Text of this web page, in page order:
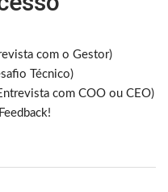
com o Gestor)
Técnico)
com COO ou CEO)